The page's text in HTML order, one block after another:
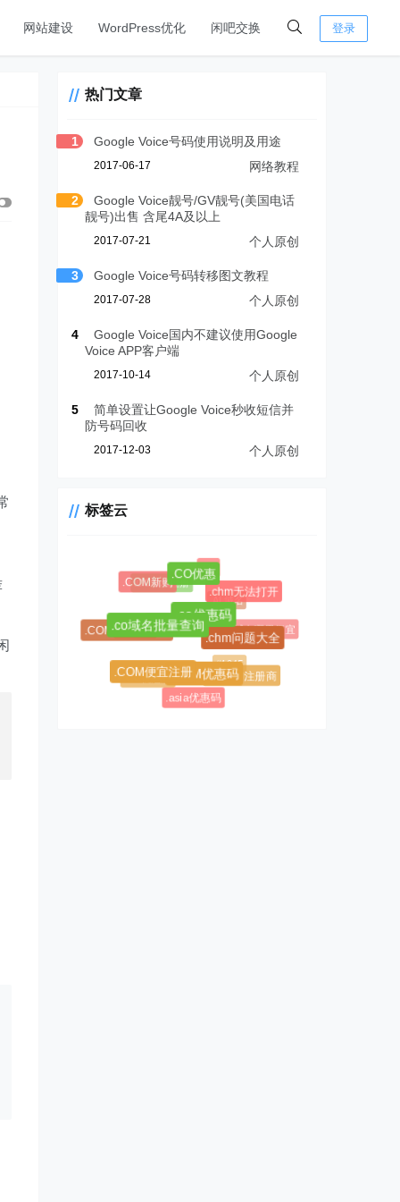
网站建设 WordPress优化 闲吧交换 登录
热门文章
1 Google Voice号码使用说明及用途
2017-06-17 网络教程
2
Google Voice靓号/GV靓号(美国电话
靓号)出售 含尾4A及以上
2017-07-21 个人原创
3 Google Voice号码转移图文教程
2017-07-28 个人原创
4
Google Voice国内不建议使用Google
Voice APP客户端
2017-10-14 个人原创
5
简单设置让Google Voice秒收短信并
防号码回收
2017-12-03 个人原创
标签云
#1045
#1146
$0.99超级优惠码
.AL域名
.AL域名哪里便宜
.AL域名注册商
.asia优惠码
.CC优惠码
.CC域名
.CC域名注册
.CF
.chm无法打开
.chm问题大全
.COM优惠码
.COM便宜注册
.COM域名优惠码
.COM新购.CO优惠
.co优惠码
.co域名批量查询